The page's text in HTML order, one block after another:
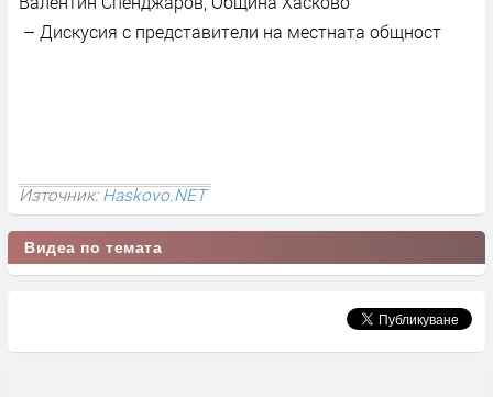
– Дискусия с представители на местната общност
Източник:Haskovo.NET
Видеа по темата